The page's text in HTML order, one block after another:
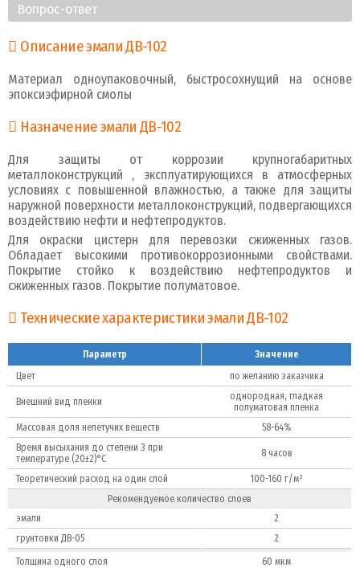
Вопрос-ответ
Описание эмали ДВ-102
Материал одноупаковочный, быстросохнущий на основе
эпоксиэфирной смолы
Назначение эмали ДВ-102
Для защиты от коррозии крупногабаритных
металлоконструкций , эксплуатирующихся в атмосферных
условиях с повышенной влажностью, а также для защиты
наружной поверхности металлоконструкций, подвергающихся
воздействию нефти и нефтепродуктов.
Для окраски цистерн для перевозки сжиженных газов.
Обладает высокими противокоррозионными свойствами.
Покрытие стойко к воздействию нефтепродуктов и
сжиженных газов. Покрытие полуматовое.
Технические характеристики эмали ДВ-102
Параметр
Значение
Цвет
по желанию заказчика
Внешний вид пленки
однородная, гладкая
полуматовая пленка
Массовая доля нелетучих веществ
58-64%
Время высыхания до степени 3 при
температуре (20±2)°C
8 часов
Теоретический расход на один слой
100-160 г/м²
Рекомендуемое количество слоев
эмали
2
грунтовки ДВ-05
2
Толщина одного слоя
60 мкм